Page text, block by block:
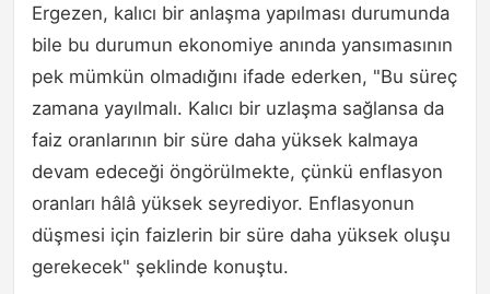
Ergezen, kalıcı bir anlaşma yapılması durumunda
bile bu durumun ekonomiye anında yansımasının
pek mümkün olmadığını ifade ederken, "Bu süreç
zamana yayılmalı. Kalıcı bir uzlaşma sağlansa da
faiz oranlarının bir süre daha yüksek kalmaya
devam edeceği öngörülmekte, çünkü enflasyon
oranları hâlâ yüksek seyrediyor. Enflasyonun
düşmesi için faizlerin bir süre daha yüksek oluşu
gerekecek" şeklinde konuştu.